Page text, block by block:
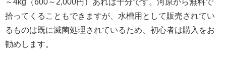
拾ってくることもできますが、水槽用として販売されてい
るものは既に滅菌処理されているため、初心者は購入をお
勧めします。